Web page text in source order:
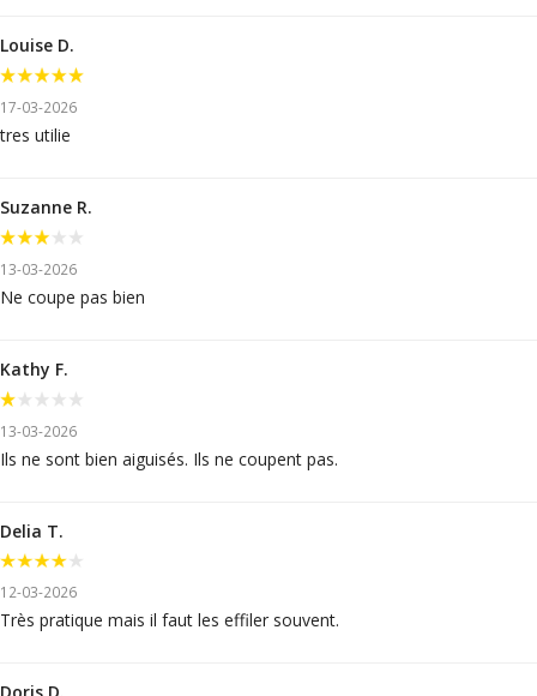
Louise D.
17-03-2026
tres utilie
Suzanne R.
13-03-2026
Ne coupe pas bien
Kathy F.
13-03-2026
Ils ne sont bien aiguisés. Ils ne coupent pas.
Delia T.
12-03-2026
Très pratique mais il faut les effiler souvent.